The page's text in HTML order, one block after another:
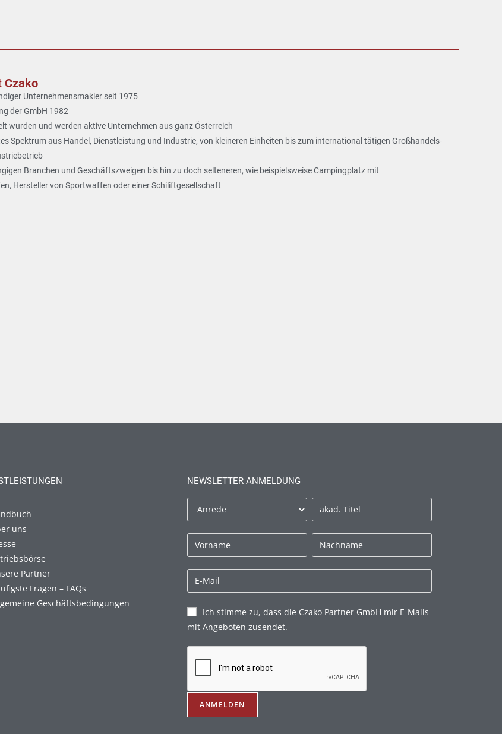
Czako
Unternehmensmakler seit 1975
der GmbH 1982
wurden und werden aktive Unternehmen aus ganz Österreich
Spektrum aus Handel, Dienstleistung und Industrie, von kleineren Einheiten bis zum international tätigen Großhandels-
Branchen und Geschäftszweigen bis hin zu doch selteneren, wie beispielsweise Campingplatz mit
Hersteller von Sportwaffen oder einer Schiliftgesellschaft
uns
Partner
Fragen – FAQs
Geschäftsbedingungen
NEWSLETTER ANMELDUNG
Ich stimme zu, dass die Czako Partner GmbH mir E-Mails
mit Angeboten zusendet.